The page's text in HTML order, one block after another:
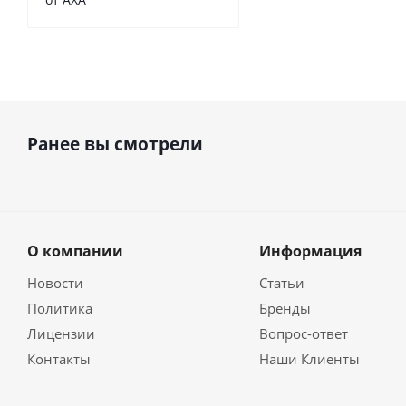
Ранее вы смотрели
О компании
Новости
Политика
Лицензии
Контакты
Информация
Статьи
Бренды
Вопрос-ответ
Наши Клиенты